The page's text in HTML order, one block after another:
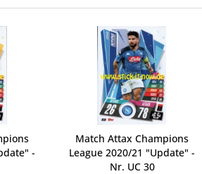
-
Match Attax Champions
League 2020/21 "Update" -
Nr. UC 30